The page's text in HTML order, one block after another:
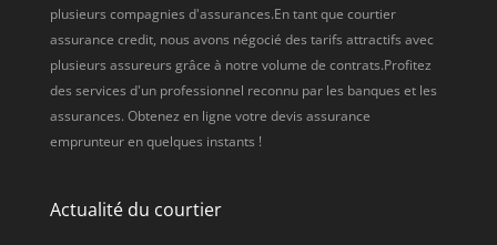
plusieurs compagnies d'assurances.En tant que courtier
assurance credit, nous avons négocié des tarifs attractifs avec
plusieurs assureurs grâce à notre volume de contrats.Profitez
des services d'un professionnel reconnu par les banques et les
assurances. Obtenez en ligne votre devis assurance
emprunteur en quelques instants !
Actualité du courtier